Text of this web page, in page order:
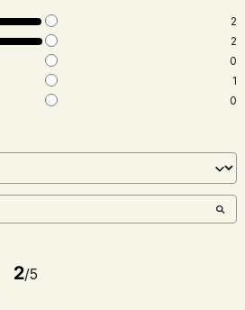
2
2
0
1
0
2/5